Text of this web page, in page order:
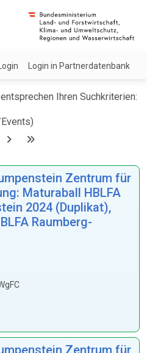
Login Login in Partnerdatenbank
Ihren Suchkriterien:
Zentrum für
Maturaball HBLFA
2024 (Duplikat),
Raumberg-
Zentrum für